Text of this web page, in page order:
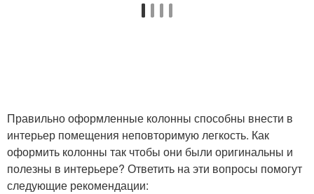
Правильно оформленные колонны способны внести в
интерьер помещения неповторимую легкость. Как
оформить колонны так чтобы они были оригинальны и
полезны в интерьере? Ответить на эти вопросы помогут
следующие рекомендации: